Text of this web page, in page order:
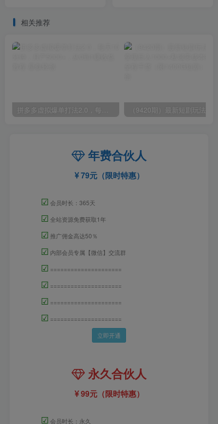
相关推荐
年费合伙人
79元（限时特惠）
☑ 会员时长：365天
☑ 全站资源免费获取1年
☑ 推广佣金高达50％
☑ 内部会员专属【微信】交流群
☑ =====================
☑ =====================
☑ =====================
☑ =====================
立即开通
永久合伙人
99元（限时特惠）
☑ 会员时长：永久